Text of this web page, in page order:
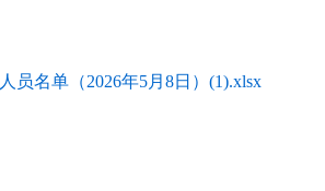
员名单（2026年5月8日）(1).xlsx